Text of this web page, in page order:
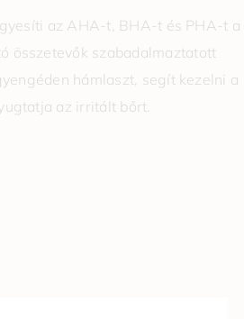
az AHA-t, BHA-t és PHA-t a
összetevők szabadalmaztatott
hámlaszt, segít kezelni a
az irritált bőrt.